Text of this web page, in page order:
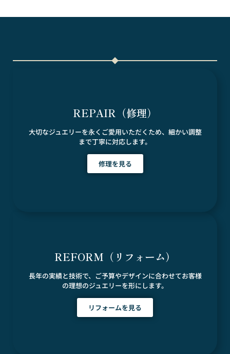
REPAIR（修理）
大切なジュエリーを永くご愛用いただくため、細かい調整
まで丁寧に対応します。
修理を見る
REFORM（リフォーム）
長年の実績と技術で、ご予算やデザインに合わせてお客様
の理想のジュエリーを形にします。
リフォームを見る